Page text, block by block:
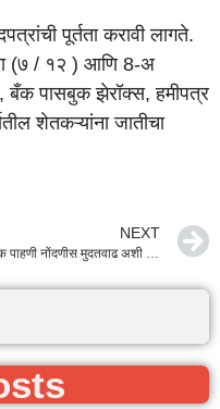
पूर्तता करावी लागते.
(७ / १२ ) आणि 8-अ
बँक पासबुक झेरॉक्स, हमीपत्र
शेतकऱ्यांना जातीचा
NEXT
ई पीक पाहणी नोंदणीस मुदतवाढ अशी करा नवीन ॲपद्वारे नोंदणी | नाहीतर होईल नुकसान